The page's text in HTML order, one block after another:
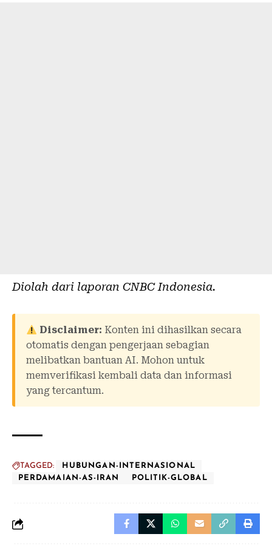
Diolah dari laporan CNBC Indonesia.
Disclaimer: Konten ini dihasilkan secara
otomatis dengan pengerjaan sebagian
melibatkan bantuan AI. Mohon untuk
memverifikasi kembali data dan informasi
yang tercantum.
TAGGED:
HUBUNGAN-INTERNASIONAL
PERDAMAIAN-AS-IRAN
POLITIK-GLOBAL